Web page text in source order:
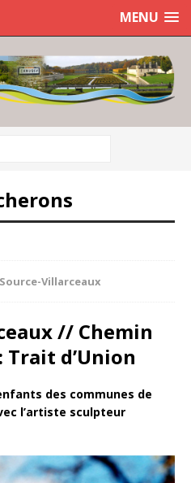
MENU
Villarceaux
// Chemin
Trait d’Union
des communes de
l’artiste sculpteur